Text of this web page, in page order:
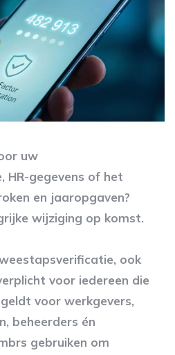
uw
HR-gegevens of het
en jaaropgaven?
wijziging op komst.
ook
voor iedereen die
voor werkgevers,
beheerders én
gebruiken om